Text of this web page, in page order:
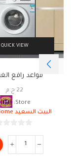
QUICK VIEW
قواعد رافع
22 ج.م
Store:
البيت السعيد Happy Home